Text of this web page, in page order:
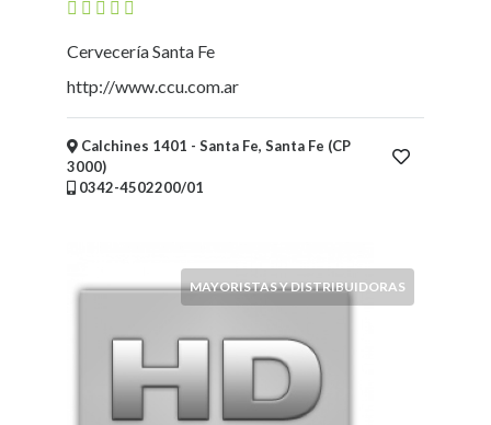
Cervecería Santa Fe
http://www.ccu.com.ar
Calchines 1401 - Santa Fe, Santa Fe (CP
3000)
0342-4502200/01
MAYORISTAS Y DISTRIBUIDORAS